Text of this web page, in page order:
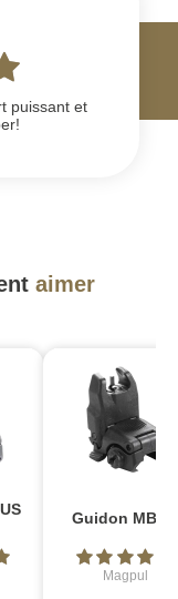
puissant et
aimer
Guidon MBUS
Magpul